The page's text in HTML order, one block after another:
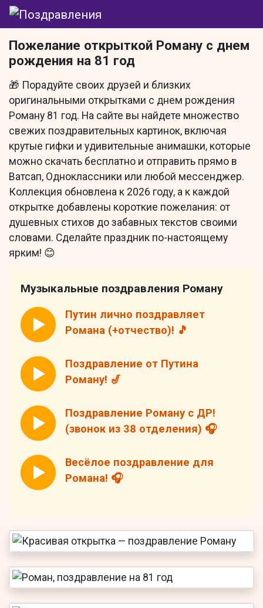
Пожелание открыткой Роману с днем
рождения на 81 год
🎁 Порадуйте своих друзей и близких
оригинальными открытками с днем рождения
Роману 81 год. На сайте вы найдете множество
свежих поздравительных картинок, включая
крутые гифки и удивительные анимашки, которые
можно скачать бесплатно и отправить прямо в
Ватсап, Одноклассники или любой мессенджер.
Коллекция обновлена к 2026 году, а к каждой
открытке добавлены короткие пожелания: от
душевных стихов до забавных текстов своими
словами. Сделайте праздник по-настоящему
ярким! 😊
Музыкальные поздравления Роману
Путин лично поздравляет
Романа (+отчество)! 🎵
Поздравление от Путина
Роману! 🎷
Поздравление Роману с ДР!
(звонок из 38 отделения) 🎧
Весёлое поздравление для
Романа! 🎧